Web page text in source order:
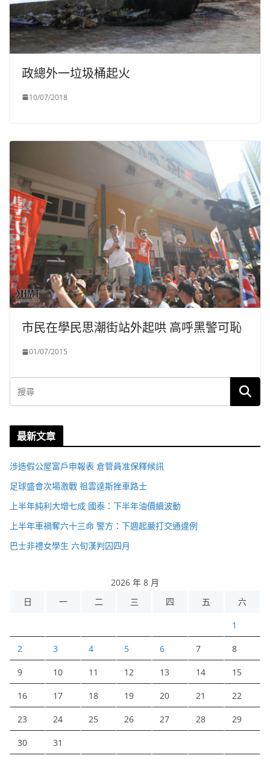
政總外一垃圾桶起火
10/07/2018
市民在學民思潮街站外起哄 高呼黑警可恥
01/07/2015
最新文章
涉造假公屋富戶申報表 倉管員准保釋候訊
足球盛會次場激戰 祖雲達斯挫車路士
上半年純利大增七成 國泰：下半年油價續波動
上半年車禍奪六十三命 警方：下週起嚴打交通違例
巴士非禮女學生 六旬漢判囚四月
2026 年 8 月
日
一 二 三 四 五 六
1
2 3 4 5 6 7 8
9 10 11 12 13 14 15
16 17 18 19 20 21 22
23 24 25 26 27 28 29
30 31